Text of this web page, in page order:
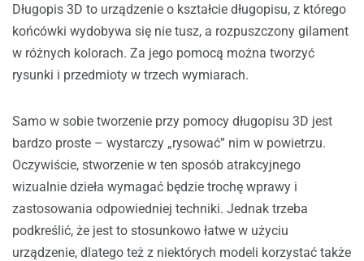
Długopis 3D to urządzenie o kształcie długopisu, z którego
końcówki wydobywa się nie tusz, a rozpuszczony gilament
w różnych kolorach. Za jego pomocą można tworzyć
rysunki i przedmioty w trzech wymiarach.
Samo w sobie tworzenie przy pomocy długopisu 3D jest
bardzo proste – wystarczy „rysować” nim w powietrzu.
Oczywiście, stworzenie w ten sposób atrakcyjnego
wizualnie dzieła wymagać będzie trochę wprawy i
zastosowania odpowiedniej techniki. Jednak trzeba
podkreślić, że jest to stosunkowo łatwe w użyciu
urządzenie, dlatego też z niektórych modeli korzystać także